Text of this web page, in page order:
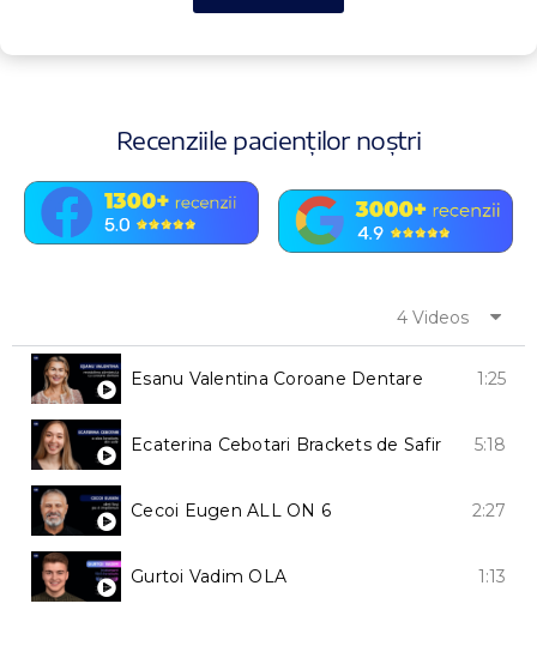
Recenziile pacienților noștri
4 Videos
Esanu Valentina Coroane Dentare 1:25
Ecaterina Cebotari Brackets de Safir 5:18
Cecoi Eugen ALL ON 6 2:27
Gurtoi Vadim OLA 1:13